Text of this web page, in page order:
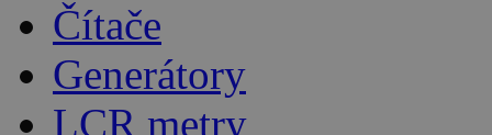
Čítače
Generátory
LCR metry